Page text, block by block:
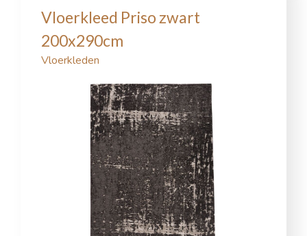
Vloerkleed Priso zwart
200x290cm
Vloerkleden